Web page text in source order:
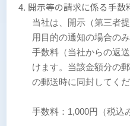
開示等の請求に係る手数
当社は、開示（第三者
用目的の通知の場合の
手数料（当社からの返
けます。当該金額分の
の郵送時に同封してくだ
手数料：1,000円（税込